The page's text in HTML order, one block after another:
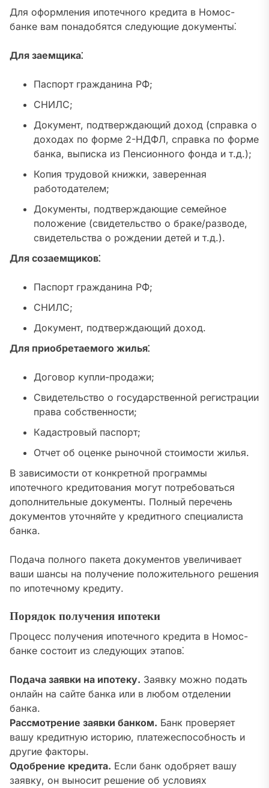
Для оформления ипотечного кредита в Номос-
банке вам понадобятся следующие документы⁚
Для заемщика⁚
Паспорт гражданина РФ;
СНИЛС;
Документ, подтверждающий доход (справка о
доходах по форме 2-НДФЛ, справка по форме
банка, выписка из Пенсионного фонда и т.д.);
Копия трудовой книжки, заверенная
работодателем;
Документы, подтверждающие семейное
положение (свидетельство о браке/разводе,
свидетельства о рождении детей и т.д.).
Для созаемщиков⁚
Паспорт гражданина РФ;
СНИЛС;
Документ, подтверждающий доход.
Для приобретаемого жилья⁚
Договор купли-продажи;
Свидетельство о государственной регистрации
права собственности;
Кадастровый паспорт;
Отчет об оценке рыночной стоимости жилья.
В зависимости от конкретной программы
ипотечного кредитования могут потребоваться
дополнительные документы. Полный перечень
документов уточняйте у кредитного специалиста
банка.
Подача полного пакета документов увеличивает
ваши шансы на получение положительного решения
по ипотечному кредиту.
Порядок получения ипотеки
Процесс получения ипотечного кредита в Номос-
банке состоит из следующих этапов⁚
Подача заявки на ипотеку. Заявку можно подать
онлайн на сайте банка или в любом отделении
банка.
Рассмотрение заявки банком. Банк проверяет
вашу кредитную историю, платежеспособность и
другие факторы.
Одобрение кредита. Если банк одобряет вашу
заявку, он выносит решение об условиях